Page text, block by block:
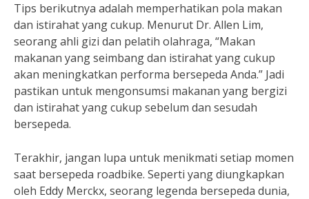
Tips berikutnya adalah memperhatikan pola makan
dan istirahat yang cukup. Menurut Dr. Allen Lim,
seorang ahli gizi dan pelatih olahraga, “Makan
makanan yang seimbang dan istirahat yang cukup
akan meningkatkan performa bersepeda Anda.” Jadi
pastikan untuk mengonsumsi makanan yang bergizi
dan istirahat yang cukup sebelum dan sesudah
bersepeda.
Terakhir, jangan lupa untuk menikmati setiap momen
saat bersepeda roadbike. Seperti yang diungkapkan
oleh Eddy Merckx, seorang legenda bersepeda dunia,